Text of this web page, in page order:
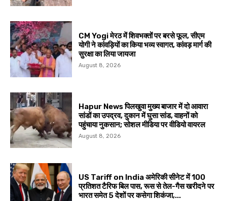
CM Yogi मेरठ में शिवभक्तों पर बरसे फूल, सीएम
योगी ने कांवड़ियों का किया भव्य स्वागत, कांवड़ मार्ग की
सुरक्षा का लिया जायजा
August 8, 2026
Hapur News पिलखुवा मुख्य बाजार में दो आवारा
सांडों का उपद्रव, दुकान में घुसा सांड, वाहनों को
पहुंचाया नुकसान; सोशल मीडिया पर वीडियो वायरल
August 8, 2026
US Tariff on India अमेरिकी सीनेट में 100
प्रतिशत टैरिफ बिल पास, रूस से तेल-गैस खरीदने पर
भारत समेत 5 देशों पर कसेगा शिकंजा,...